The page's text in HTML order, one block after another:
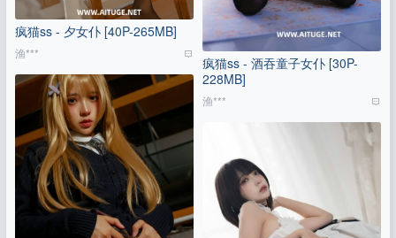
疯猫ss - 夕女仆 [40P-265MB]
渔***
疯猫ss - 酒吞童子女仆 [30P-
228MB]
渔***